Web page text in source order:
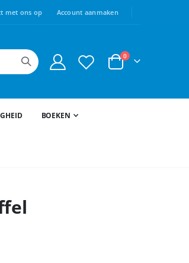
met ons op Account aanmaken
Cart
0producten
BOEKEN